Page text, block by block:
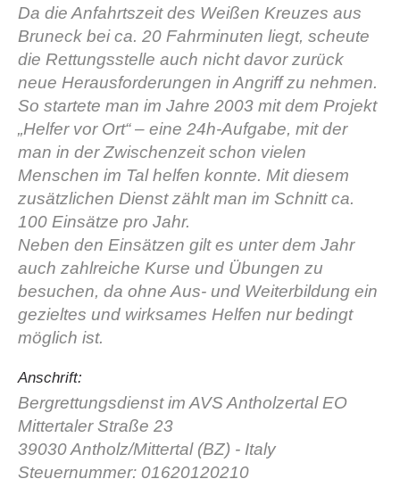
Bergrettungsstellen
Da die Anfahrtszeit des Weißen Kreuzes aus
Bruneck bei ca. 20 Fahrminuten liegt, scheute
die Rettungsstelle auch nicht davor zurück
neue Herausforderungen in Angriff zu nehmen.
So startete man im Jahre 2003 mit dem Projekt
„Helfer vor Ort“ – eine 24h-Aufgabe, mit der
man in der Zwischenzeit schon vielen
Menschen im Tal helfen konnte. Mit diesem
zusätzlichen Dienst zählt man im Schnitt ca.
100 Einsätze pro Jahr.
Neben den Einsätzen gilt es unter dem Jahr
auch zahlreiche Kurse und Übungen zu
besuchen, da ohne Aus- und Weiterbildung ein
gezieltes und wirksames Helfen nur bedingt
möglich ist.
Anschrift:
Bergrettungsdienst im AVS Antholzertal EO
Mittertaler Straße 23
39030 Antholz/Mittertal (BZ) - Italy
Steuernummer: 01620120210